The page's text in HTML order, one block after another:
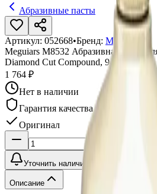
Абразивные пасты
Артикул: 052668•Бренд: Meguiars
Meguiars M8532 Абразивная паста
Diamond Cut Compound, 945 мл
1 764 ₽
Нет в наличии
Гарантия качества
Оригинал
Уточнить наличие
Описание